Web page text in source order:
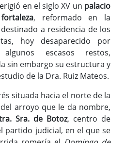
en el siglo XV un palacio
, reformado en la
a residencia de los
hoy desaparecido por
escasos restos,
sin embargo su estructura y
de la Dra. Ruiz Mateos.
situada hacia el norte de la
arroyo que le da nombre,
Sra. de Botoz, centro de
partido judicial, en el que se